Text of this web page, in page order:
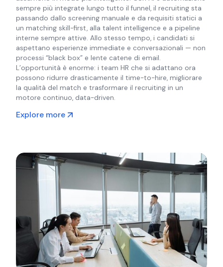
sempre più integrate lungo tutto il funnel, il recruiting sta
passando dallo screening manuale e da requisiti statici a
un matching skill-first, alla talent intelligence e a pipeline
interne sempre attive. Allo stesso tempo, i candidati si
aspettano esperienze immediate e conversazionali — non
processi “black box” e lente catene di email.
L’opportunità è enorme: i team HR che si adattano ora
possono ridurre drasticamente il time-to-hire, migliorare
la qualità del match e trasformare il recruiting in un
motore continuo, data-driven.
Explore more